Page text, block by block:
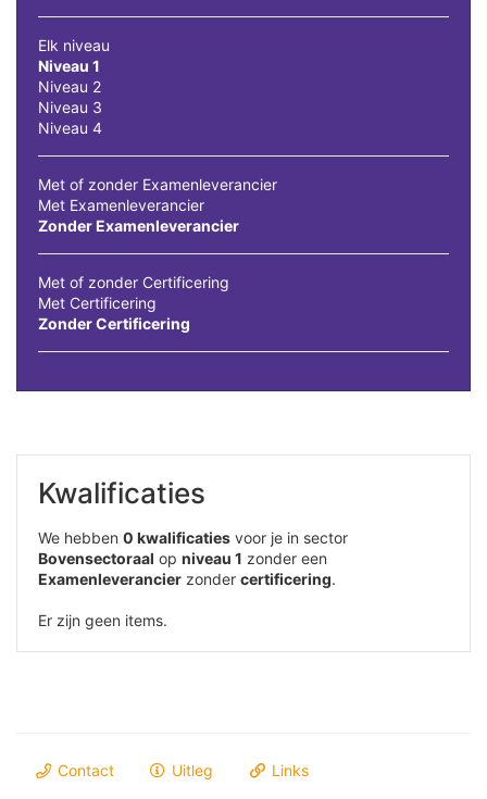
Elk niveau
Niveau 1
Niveau 2
Niveau 3
Niveau 4
Met of zonder Examenleverancier
Met Examenleverancier
Zonder Examenleverancier
Met of zonder Certificering
Met Certificering
Zonder Certificering
Kwalificaties
We hebben 0 kwalificaties voor je in sector
Bovensectoraal op niveau 1 zonder een
Examenleverancier zonder certificering.
Er zijn geen items.
Contact Uitleg Links